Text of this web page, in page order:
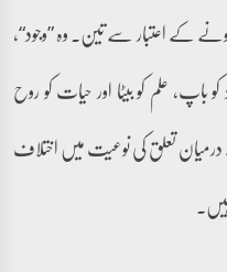
کے اعتبار سے تین۔ وہ ”وجود“،
باپ، علم کو بیٹا اور حیات کو روح
تعلق کی نوعیت میں اختلاف